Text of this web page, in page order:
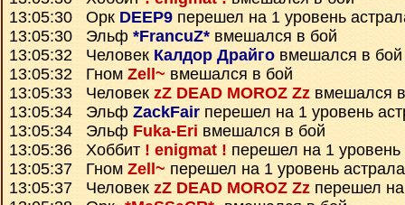
13:05:30 Орк DEEP9 перешел на 1 уровень
13:05:30 Эльф *FrancuZ* вмешался в бой
13:05:32 Человек Калдор Драйго вмешался в бой
13:05:32 Гном Zell~ вмешался в бой
13:05:33 Человек zZ DEAD MOROZ Zz вмешался
13:05:34 Эльф ZackFair перешел на 1 уровень
13:05:34 Эльф Fuka-Eri вмешался в бой
13:05:36 Хоббит ! enigmat ! перешел на 1 уровень
13:05:37 Гном Zell~ перешел на 1 уровень астрала
13:05:37 Человек zZ DEAD MOROZ Zz перешел